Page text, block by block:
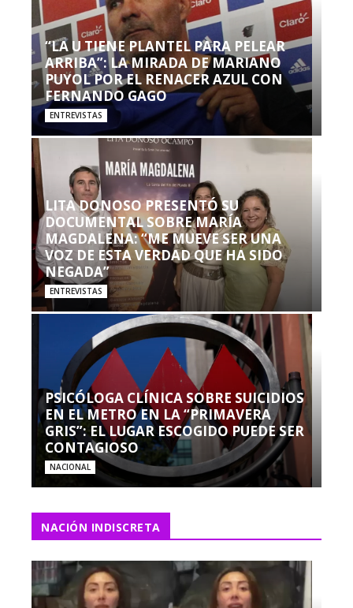
“LA U TIENE PLANTEL PARA PELEAR
ARRIBA”: LA MIRADA DE MARIANO
PUYOL POR EL RENACER AZUL CON
FERNANDO GAGO
ENTREVISTAS
LITA DONOSO PRESENTÓ SU
DOCUMENTAL SOBRE MARÍA
MAGDALENA: “ME MUEVE SER UNA
VOZ DE ESTA VERDAD QUE HA SIDO
NEGADA”
ENTREVISTAS
PSICÓLOGA CLÍNICA SOBRE SUICIDIOS
EN EL METRO EN LA “PRIMAVERA
GRIS”: EL LUGAR ESCOGIDO PUEDE SER
CONTAGIOSO
NACIONAL
NACIÓN INDISCRETA